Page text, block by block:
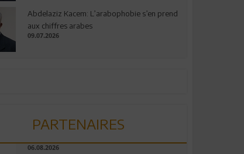
Abdelaziz Kacem: L’arabophobie s’en prend
aux chiffres arabes
09.07.2026
PARTENAIRES
06.08.2026